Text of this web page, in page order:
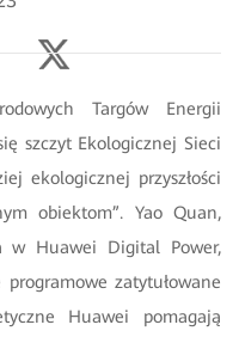
Targów Energii
szczyt Ekologicznej Sieci
ekologicznej przyszłości
obiektom”. Yao Quan,
w Huawei Digital Power,
programowe zatytułowane
Huawei pomagają